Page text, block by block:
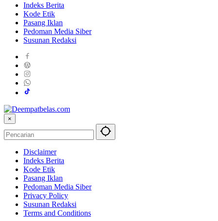
Indeks Berita
Kode Etik
Pasang Iklan
Pedoman Media Siber
Susunan Redaksi
×
Disclaimer
Indeks Berita
Kode Etik
Pasang Iklan
Pedoman Media Siber
Privacy Policy
Susunan Redaksi
Terms and Conditions